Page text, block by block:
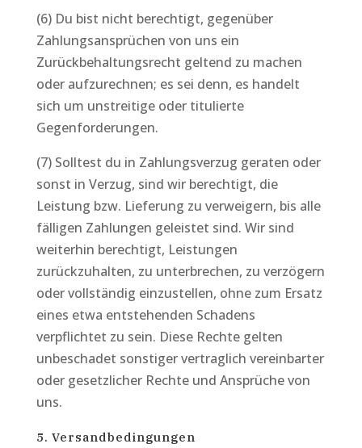
(6) Du bist nicht berechtigt, gegenüber
Zahlungsansprüchen von uns ein
Zurückbehaltungsrecht geltend zu machen
oder aufzurechnen; es sei denn, es handelt
sich um unstreitige oder titulierte
Gegenforderungen.
(7) Solltest du in Zahlungsverzug geraten oder
sonst in Verzug, sind wir berechtigt, die
Leistung bzw. Lieferung zu verweigern, bis alle
fälligen Zahlungen geleistet sind. Wir sind
weiterhin berechtigt, Leistungen
zurückzuhalten, zu unterbrechen, zu verzögern
oder vollständig einzustellen, ohne zum Ersatz
eines etwa entstehenden Schadens
verpflichtet zu sein. Diese Rechte gelten
unbeschadet sonstiger vertraglich vereinbarter
oder gesetzlicher Rechte und Ansprüche von
uns.
5. Versandbedingungen